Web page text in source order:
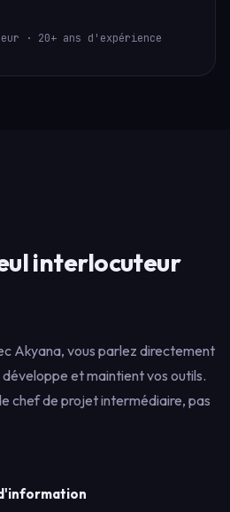
· 20+ ans d'expérience
interlocuteur
Akyana, vous parlez directement
et maintient vos outils.
chef de projet intermédiaire, pas